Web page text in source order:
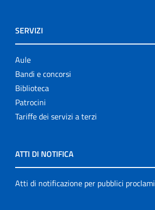
SERVIZI
Aule
Bandi e concorsi
Biblioteca
Patrocini
Tariffe dei servizi a terzi
ATTI DI NOTIFICA
Atti di notificazione per pubblici proclami